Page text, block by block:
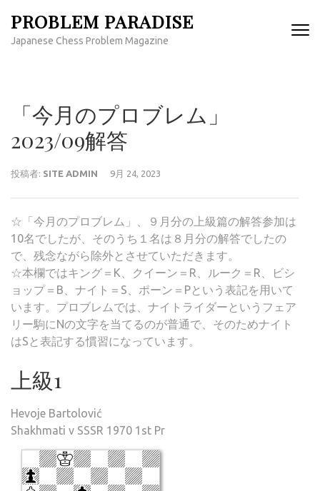
(Enter
す)
PROBLEM PARADISE
Japanese Chess Problem Magazine
「今月のプロブレム」
2023/09解答
投稿者: SITE ADMIN 9月 24, 2023
☆「今月のプロブレム」、９月分の上級篇の解答参加は
10名でしたが、そのうち１名は８月分の解答でしたの
で、残念ながら除外とさせていただきます。
☆本欄ではキング＝K、クイーン＝R、ルーク＝R、ビシ
ョップ＝B、ナイト＝S、ポーン＝Pという表記を用いて
います。プロブレムでは、ナイトライダーというフェア
リー駒にNの文字を当てるのが普通で、そのためナイト
はSと表記する慣習になっています。
上級1
Hevoje Bartolović
Shakhmati v SSSR 1970 1st Pr